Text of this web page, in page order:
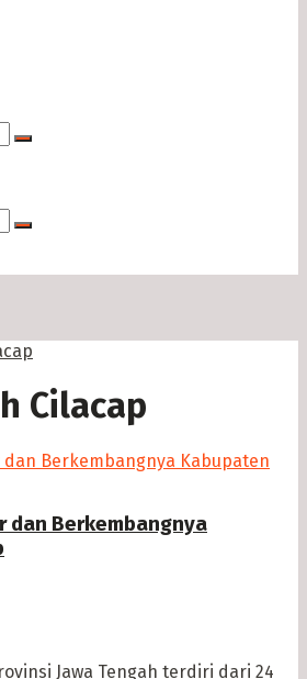
Cilacap
dan Berkembangnya
Jawa Tengah terdiri dari 24